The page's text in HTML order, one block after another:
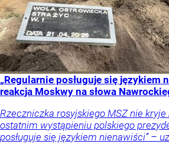
„Regularnie posługuje się językiem
reakcja Moskwy na słowa
Rzeczniczka rosyjskiego MSZ nie
ostatnim wystąpieniu polskiego
posługuje się językiem nienawiści” –